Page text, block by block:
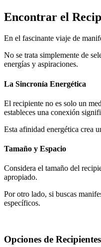
Encontrar el
En el fascinante viaje de
No se trata simplemente de
energías y aspiraciones.
La Sincronía Energética
El recipiente no es solo un
estableces una conexión
Esta afinidad energética crea
Tamaño y Espacio
Considera el tamaño del
apropiado.
Por otro lado, si buscas
específicos.
Opciones de